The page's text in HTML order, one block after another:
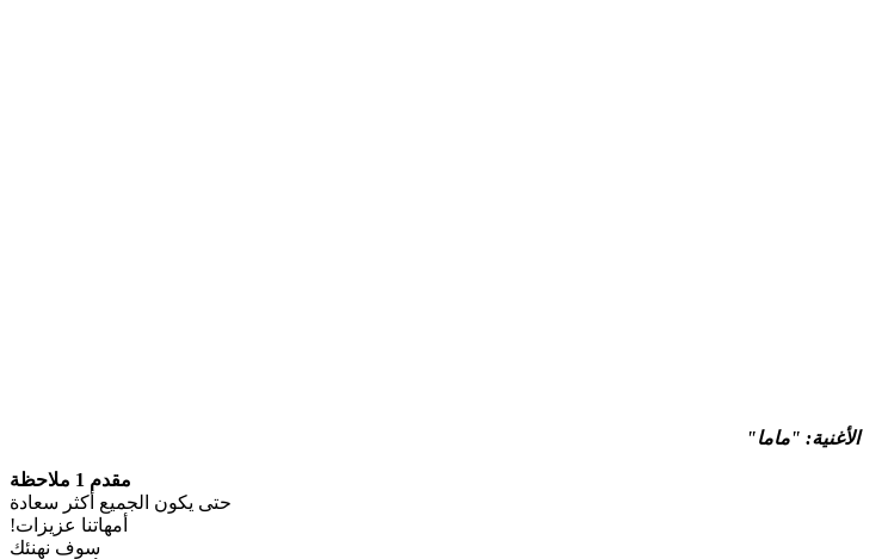
الأغنية: "ماما"
مقدم 1 ملاحظة
حتى يكون الجميع أكثر سعادة
أمهاتنا عزيزات!
سوف نهنئك